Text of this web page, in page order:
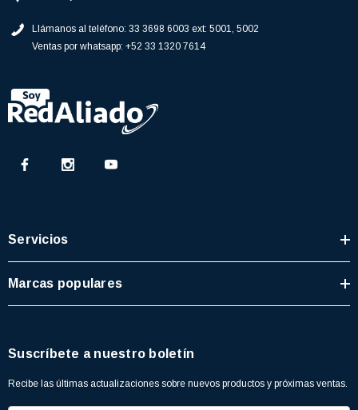
Llámanos al teléfono: 33 3698 6003 ext: 5001, 5002
Ventas por whatsapp: +52 33 1320 7614
Servicios
Marcas populares
Suscríbete a nuestro boletín
Recibe las últimas actualizaciones sobre nuevos productos y próximas ventas.